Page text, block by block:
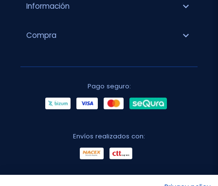
Información expand_more
Compra expand_more
Pago seguro:
Envíos realizados con: